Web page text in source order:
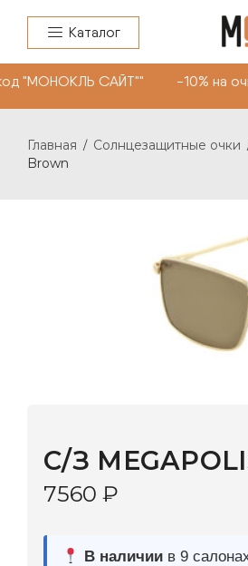
Каталог
САЙТ"" -10% на
Главная / Солнцезащитные очки
Brown
C/З MEGAPOLIS
В наличиив 9 салонах
3–5 дней |